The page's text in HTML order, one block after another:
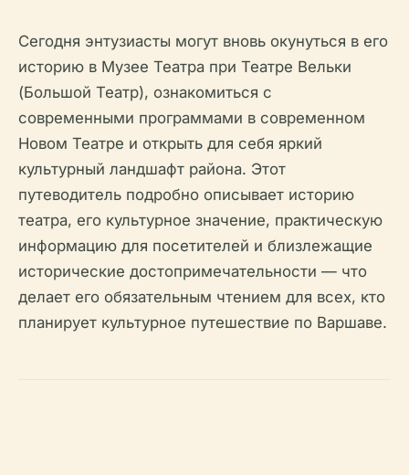
Сегодня энтузиасты могут вновь окунуться в его
историю в Музее Театра при Театре Вельки
(Большой Театр), ознакомиться с
современными программами в современном
Новом Театре и открыть для себя яркий
культурный ландшафт района. Этот
путеводитель подробно описывает историю
театра, его культурное значение, практическую
информацию для посетителей и близлежащие
исторические достопримечательности — что
делает его обязательным чтением для всех, кто
планирует культурное путешествие по Варшаве.